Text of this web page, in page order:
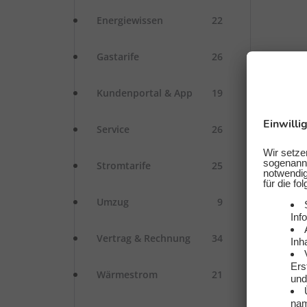
Energiewissen 22
Gastarife 26
Kundenportal & App 19
Service 26
Stromtarife 25
Umzug 9
Vertrag & Rechnung 34
Wärmestrom 21